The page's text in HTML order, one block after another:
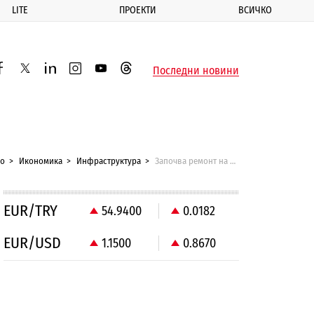
LITE ПРОЕКТИ ВСИЧКО
twitterlinkedininstagram
youtubethreadsПоследни новини
Икономика Инфраструктура Започва ремонт на близо 57 км от първокласния път Видин – Враца
EUR/TRY 54.9400 0.0182
EUR/USD 1.1500 0.8670